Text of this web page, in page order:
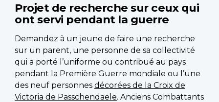
Projet de recherche sur ceux qui
ont servi pendant la guerre
Demandez à un jeune de faire une recherche
sur un parent, une personne de sa collectivité
qui a porté l’uniforme ou contribué au pays
pendant la Première Guerre mondiale ou l’une
des neuf personnes décorées de la Croix de
Victoria de Passchendaele. Anciens Combattants